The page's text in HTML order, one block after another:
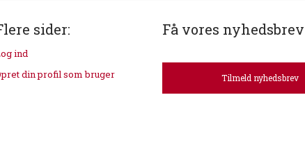
sider:
ind
din profil som bruger
Få vores nyhedsbrev
Tilmeld nyhedsbrev